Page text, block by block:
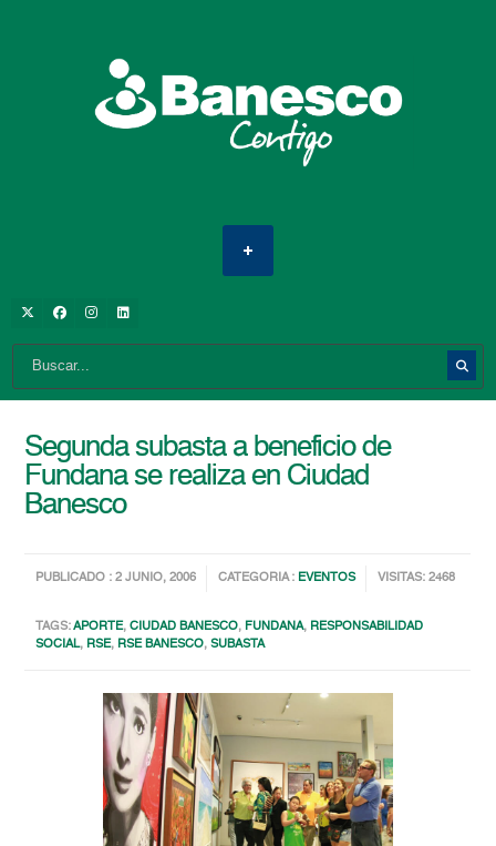
Segunda subasta a beneficio de
Fundana se realiza en Ciudad
Banesco
PUBLICADO : 2 JUNIO, 2006 CATEGORIA : EVENTOS VISITAS: 2468
TAGS:APORTE,CIUDAD BANESCO, FUNDANA, RESPONSABILIDAD
SOCIAL, RSE, RSE BANESCO,SUBASTA